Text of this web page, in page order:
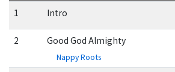
1
Intro
2 Good God Almighty
Nappy Roots